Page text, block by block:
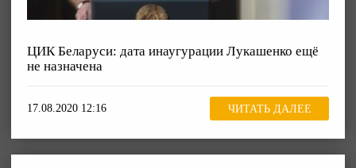
ЦИК Беларуси: дата инаугурации Лукашенко ещё
не назначена
17.08.2020 12:16 ЧИТАТЬ ДАЛЕЕ